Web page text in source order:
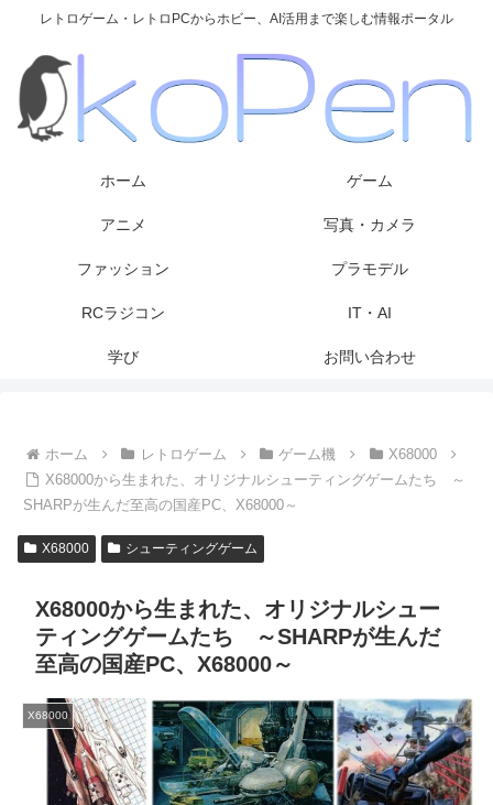
レトロゲーム・レトロPCからホビー、AI活用まで楽しむ情報ポータル
ホーム ゲーム
アニメ 写真・カメラ
ファッション プラモデル
RCラジコン IT・AI
学び お問い合わせ
ホーム レトロゲーム ゲーム機
X68000
X68000から生まれた、オリジナルシューティングゲームたち ～
SHARPが生んだ至高の国産PC、X68000～
X68000 シューティングゲーム
X68000から生まれた、オリジナルシュー
ティングゲームたち ～SHARPが生んだ
至高の国産PC、X68000～
X68000